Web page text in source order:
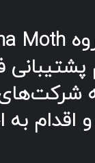
اقدام به